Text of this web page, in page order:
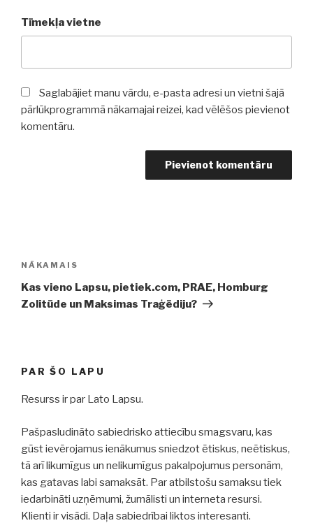
Tīmekļa vietne
Saglabājiet manu vārdu, e-pasta adresi un vietni šajā
pārlūkprogrammā nākamajai reizei, kad vēlēšos pievienot
komentāru.
izvēlne
Nākamā
ziņa
NĀKAMAIS
Kas vieno Lapsu, pietiek.com, PRAE, Homburg
Zolitūde un Maksimas Traģēdiju?
PAR ŠO LAPU
Resurss ir par Lato Lapsu.
Pašpasludināto sabiedrisko attiecību smagsvaru, kas
gūst ievērojamus ienākumus sniedzot ētiskus, neētiskus,
tā arī likumīgus un nelikumīgus pakalpojumus personām,
kas gatavas labi samaksāt. Par atbilstošu samaksu tiek
iedarbināti uzņēmumi, žurnālisti un interneta resursi.
Klienti ir visādi. Daļa sabiedrībai liktos interesanti.